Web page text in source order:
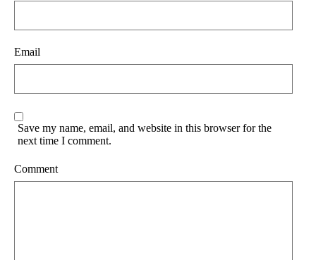
Email
Save my name, email, and website in this browser for the
next time I comment.
Comment